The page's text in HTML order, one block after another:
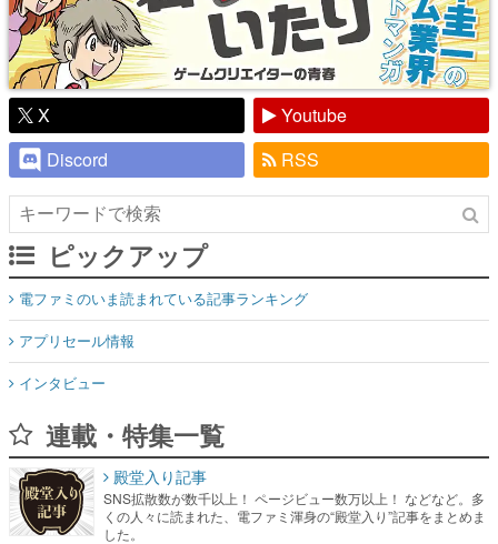
X
Youtube
Discord
RSS
ピックアップ
電ファミのいま読まれている記事ランキング
アプリセール情報
インタビュー
連載・特集一覧
殿堂入り記事
SNS拡散数が数千以上！ ページビュー数万以上！ などなど。多
くの人々に読まれた、電ファミ渾身の“殿堂入り”記事をまとめま
した。